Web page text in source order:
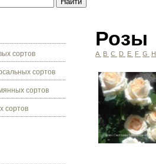
сортов
сортов
сортов
сортов
Розы
A B C D E F G